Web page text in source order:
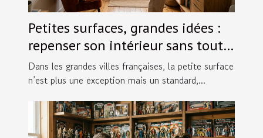
Petites surfaces, grandes idées :
repenser son intérieur sans tout
bouleverser
Dans les grandes villes françaises, la petite surface
n’est plus une exception mais un standard,...